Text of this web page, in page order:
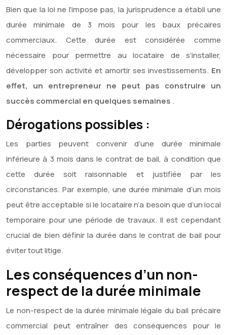
Bien que la loi ne l’impose pas, la jurisprudence a établi une
durée minimale de 3 mois pour les baux précaires
commerciaux. Cette durée est considérée comme
nécessaire pour permettre au locataire de s’installer,
développer son activité et amortir ses investissements. En
effet, un entrepreneur ne peut pas construire un
succès commercial en quelques semaines .
Dérogations possibles :
Les parties peuvent convenir d’une durée minimale
inférieure à 3 mois dans le contrat de bail, à condition que
cette durée soit raisonnable et justifiée par les
circonstances. Par exemple, une durée minimale d’un mois
peut être acceptable si le locataire n’a besoin que d’un local
temporaire pour une période de travaux. Il est cependant
crucial de bien définir la durée dans le contrat de bail pour
éviter tout litige.
Les conséquences d’un non-
respect de la durée minimale
Le non-respect de la durée minimale légale du bail précaire
commercial peut entraîner des conséquences pour le